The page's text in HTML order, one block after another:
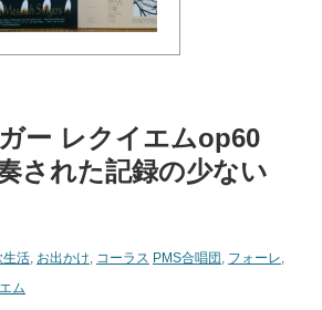
ー レクイエムop60
された記録の少ない
生活, お出かけ, コーラス PMS合唱団 , フォーレ,
ム